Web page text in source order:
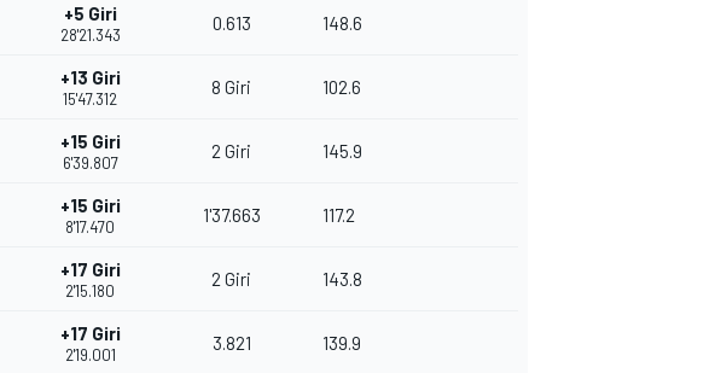
+5 Giri
28'21.343
0.613 148.6
+13 Giri
15'47.312
8 Giri 102.6
+15 Giri
6'39.807
2 Giri 145.9
+15 Giri
8'17.470
1'37.663 117.2
+17 Giri
2'15.180
2 Giri 143.8
+17 Giri
2'19.001
3.821 139.9